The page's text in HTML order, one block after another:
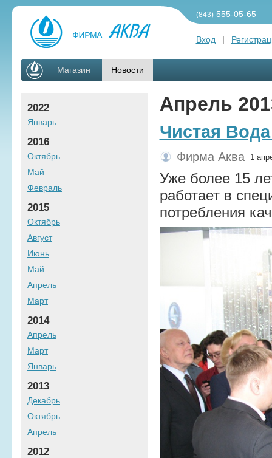
(843)555-05-65
Вход |
Магазин Новости
Апрель
Чистая
Фирма Аква 1
Уже более 15
работает в
потребления
2022
Январь
2016
Октябрь
Май
Февраль
2015
Октябрь
Август
Июнь
Май
Апрель
Март
2014
Апрель
Март
Январь
2013
Декабрь
Октябрь
Апрель
2012